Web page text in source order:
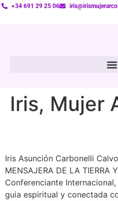
+34 691 29 25 06
Iris, Mujer
Iris Asunción Carbonelli Calvo
MENSAJERA DE LA TIERRA
Conferenciante
guia espiritual y conectada